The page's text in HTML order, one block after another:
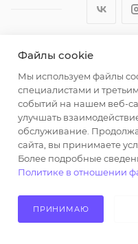
2026 © ООО
Любая информация
характер и не
определяемой
Гражданского
Использование любых
на https://opt-
наличии
активной
Файлы cookie
Мы используем файлы
специалистами и
событий на нашем веб-
улучшать
обслуживание.
сайта, вы принимаете
Более подробные
Политике в отношении
ПРИНИМАЮ